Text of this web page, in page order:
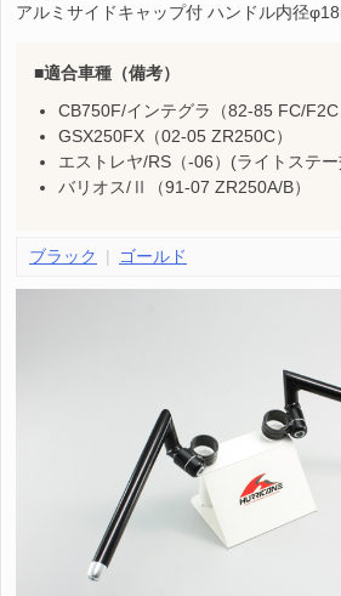
アルミサイドキャップ付 ハンドル内径
適合車種（備考）
CB750F/インテグラ（82-85 FC/F2C
GSX250FX（02-05 ZR250C）
エストレヤ/RS（-06）(ライトステ
バリオス/Ⅱ（91-07 ZR250A/B）
ブラック ゴールド